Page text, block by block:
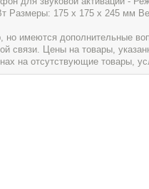
Размеры: 175 x 175 x 245 мм
но имеются дополнительные
связи. Цены на товары,
на отсутствующие товары,